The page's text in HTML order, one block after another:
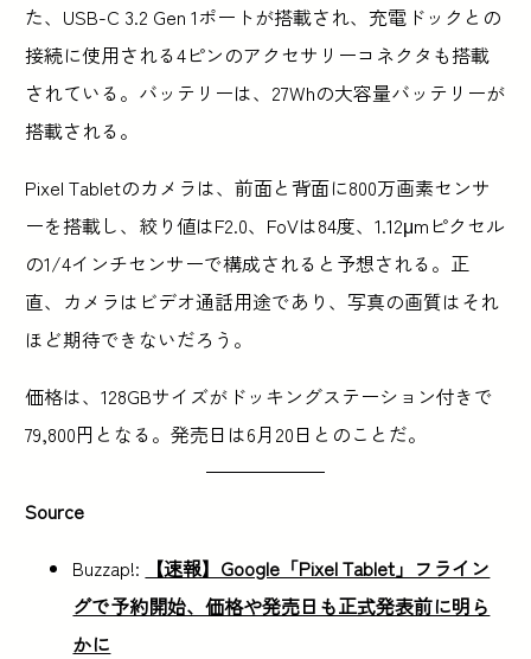
た、USB-C 3.2 Gen 1ポートが搭載され、充電ドックとの
接続に使用される4ピンのアクセサリーコネクタも搭載
されている。バッテリーは、27Whの大容量バッテリーが
搭載される。
Pixel Tabletのカメラは、前面と背面に800万画素センサ
ーを搭載し、絞り値はF2.0、FoVは84度、1.12μmピクセル
の1/4インチセンサーで構成されると予想される。正
直、カメラはビデオ通話用途であり、写真の画質はそれ
ほど期待できないだろう。
価格は、128GBサイズがドッキングステーション付きで
79,800円となる。発売日は6月20日とのことだ。
Source
Buzzap!:
【速報】Google「Pixel Tablet」フライン
グで予約開始、価格や発売日も正式発表前に明ら
かに